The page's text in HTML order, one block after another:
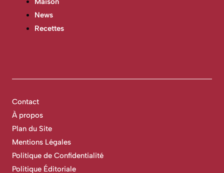
News
Recettes
Contact
À propos
Plan du Site
Mentions Légales
Politique de Confidentialité
Politique Éditoriale